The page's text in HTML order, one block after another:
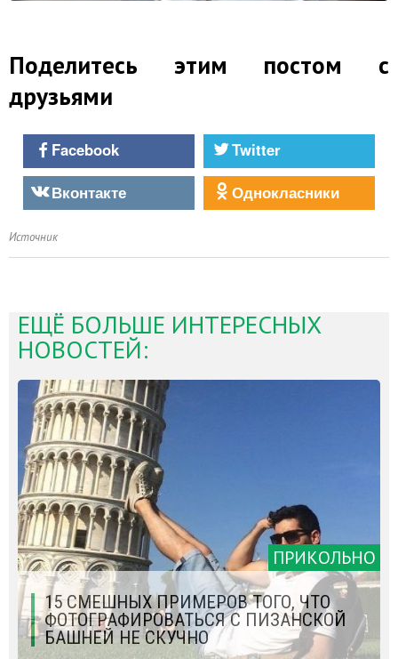
Поделитесь этим постом с
друзьями
Facebook
Twitter
Вконтакте
Однокласники
Источник
ЕЩЁ БОЛЬШЕ ИНТЕРЕСНЫХ
НОВОСТЕЙ:
ПРИКОЛЬНО
15 СМЕШНЫХ ПРИМЕРОВ ТОГО, ЧТО
ФОТОГРАФИРОВАТЬСЯ С ПИЗАНСКОЙ
БАШНЕЙ НЕ СКУЧНО